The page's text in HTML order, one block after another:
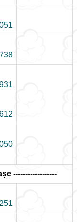
------------------